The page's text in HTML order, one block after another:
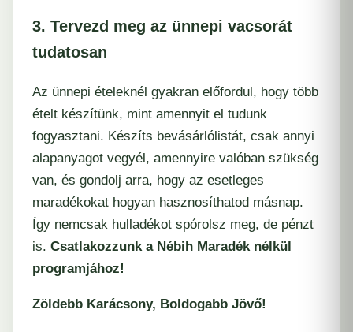
3. Tervezd meg az ünnepi vacsorát
tudatosan
Az ünnepi ételeknél gyakran előfordul, hogy több
ételt készítünk, mint amennyit el tudunk
fogyasztani. Készíts bevásárlólistát, csak annyi
alapanyagot vegyél, amennyire valóban szükség
van, és gondolj arra, hogy az esetleges
maradékokat hogyan hasznosíthatod másnap.
Így nemcsak hulladékot spórolsz meg, de pénzt
is. Csatlakozzunk a Nébih Maradék nélkül
programjához!
Zöldebb Karácsony, Boldogabb Jövő!